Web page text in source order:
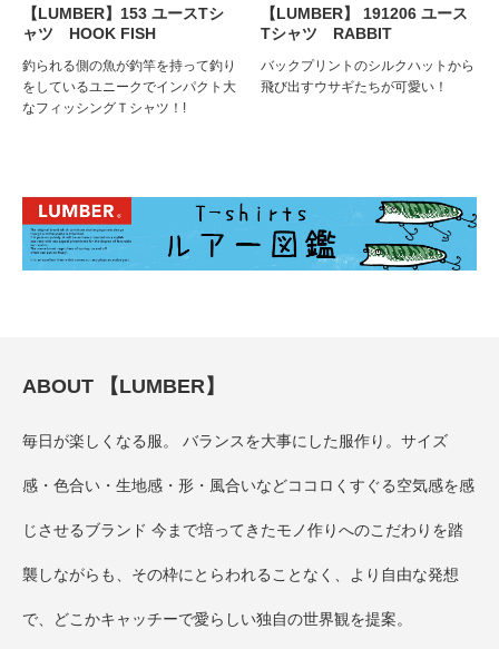
shirts
【LUMBER】153 ユースTシ
ャツ HOOK FISH
釣られる側の魚が釣竿を持って釣り
をしているユニークでインパクト大
なフィッシングＴシャツ！!
【LUMBER】 191206 ユース
Tシャツ RABBIT
バックプリントのシルクハットから
飛び出すウサギたちが可愛い！
ABOUT 【LUMBER】
毎日が楽しくなる服。 バランスを大事にした服作り。サイズ
感・色合い・生地感・形・風合いなどココロくすぐる空気感を感
じさせるブランド 今まで培ってきたモノ作りへのこだわりを踏
襲しながらも、その枠にとらわれることなく、より自由な発想
で、どこかキャッチーで愛らしい独自の世界観を提案。